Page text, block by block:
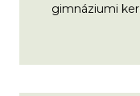
gimnáziumi